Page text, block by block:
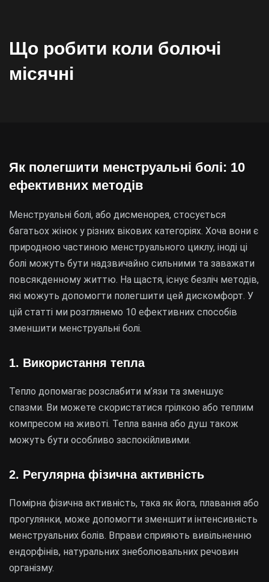
Що робити коли болючі
місячні
Як полегшити менструальні болі: 10
ефективних методів
Менструальні болі, або дисменорея, стосується
багатьох жінок у різних вікових категоріях. Хоча вони є
природною частиною менструального циклу, іноді ці
болі можуть бути надзвичайно сильними та заважати
повсякденному життю. На щастя, існує безліч методів,
які можуть допомогти полегшити цей дискомфорт. У
цій статті ми розглянемо 10 ефективних способів
зменшити менструальні болі.
1. Використання тепла
Тепло допомагає розслабити м’язи та зменшує
спазми. Ви можете скористатися грілкою або теплим
компресом на животі. Тепла ванна або душ також
можуть бути особливо заспокійливими.
2. Регулярна фізична активність
Помірна фізична активність, така як йога, плавання або
прогулянки, може допомогти зменшити інтенсивність
менструальних болів. Вправи сприяють вивільненню
ендорфінів, натуральних знеболювальних речовин
організму.